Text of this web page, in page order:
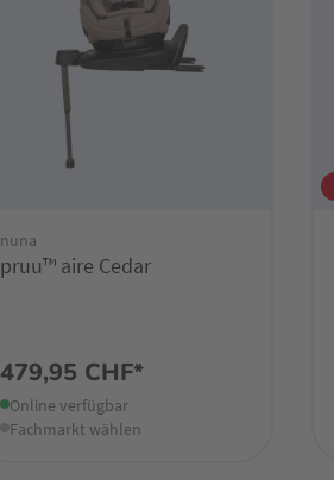
nuna
pruu™ aire Cedar
479,95 CHF*
Online verfügbar
Fachmarkt wählen